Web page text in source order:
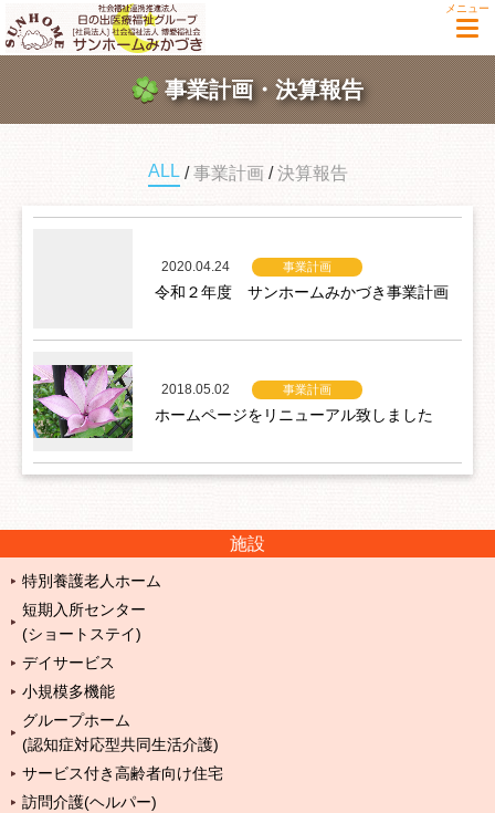
メニュー
事業計画・決算報告
ALL 事業計画 決算報告
2020.04.24 事業計画
令和２年度 サンホームみかづき事業計画
2018.05.02 事業計画
ホームページをリニューアル致しました
施設
特別養護老人ホーム
短期入所センター
(ショートステイ)
デイサービス
小規模多機能
グループホーム
(認知症対応型共同生活介護)
サービス付き高齢者向け住宅
訪問介護(ヘルパー)